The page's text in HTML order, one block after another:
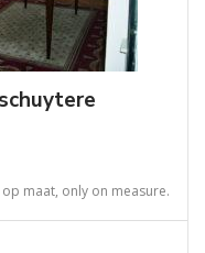
maat, only on measure.